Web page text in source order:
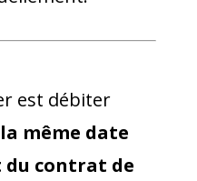
est débiter
même date
du contrat de